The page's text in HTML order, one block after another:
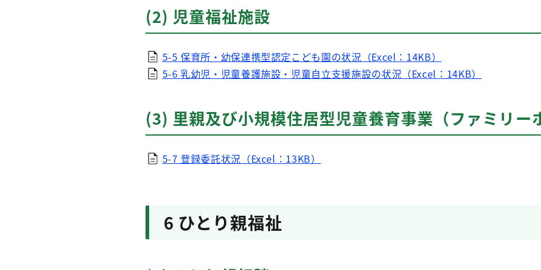
(2) 児童福祉施設
5-5 保育所・幼保連携型認定こども園の状況（Excel：14KB）
5-6 乳幼児・児童養護施設・児童自立支援施設の状況（Excel：14KB）
(3) 里親及び小規模住居型児童養育事業（ファミリー
5-7 登録委託状況（Excel：13KB）
6 ひとり親福祉